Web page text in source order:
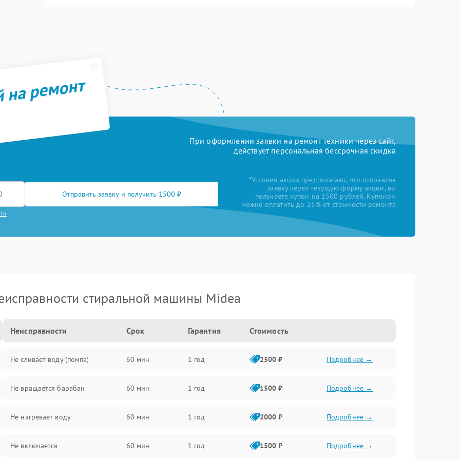
ремонт
При оформлении заявки на ремонт техники через сайт,
действует персональная бессрочная скидка
Отправить заявку и получить 1500 ₽
*Условия акции предполагают, что отправляя
заявку через текущую форму акции, вы
получаете купон на 1500 рублей. Купоном
можно оплатить до 25% от стоимости ремонта
стиральной машины Midea
Неисправности Срок Гарантия Стоимость
Не сливает воду (помпа) 60 мин 1 год 2500 ₽ Подробнее →
Не вращается барабан 60 мин 1 год 1500 ₽ Подробнее →
Не нагревает воду 60 мин 1 год 2000 ₽ Подробнее →
Не включается 60 мин 1 год 1500 ₽ Подробнее →